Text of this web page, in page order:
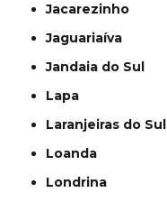
Jacarezinho
Jaguariaíva
Jandaia do Sul
Lapa
Laranjeiras do Sul
Loanda
Londrina